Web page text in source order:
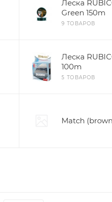
Леска
Green 150m
9 ТОВАРОВ
Леска
100m
5 ТОВАРОВ
Match